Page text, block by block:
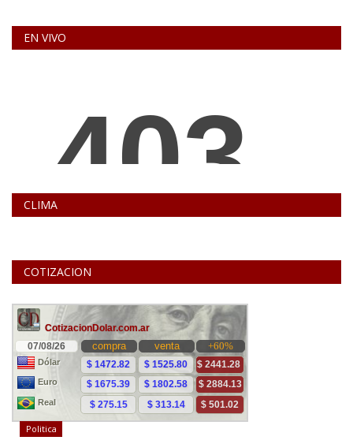
EN VIVO
CLIMA
COTIZACION
Politica